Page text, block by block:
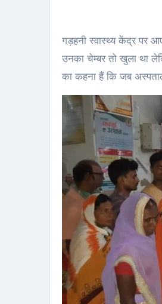
गड़हनी स्वास्थ्य केंद्र पर आए
उनका चेम्बर तो खुला था
का कहना हैं कि जब